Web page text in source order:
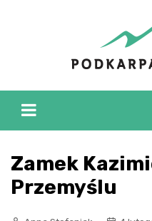
Zamek
Przemyślu